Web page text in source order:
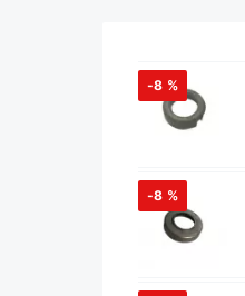
-8 %
-8 %